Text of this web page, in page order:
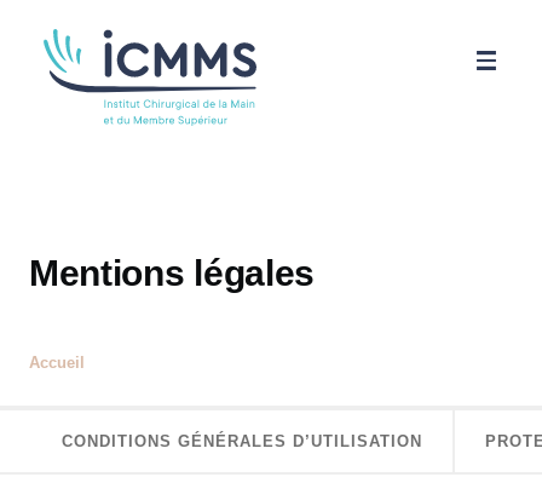
ICMMS
Parcours patient
Mentions légales
Accueil
CONDITIONS GÉNÉRALES D’UTILISATION